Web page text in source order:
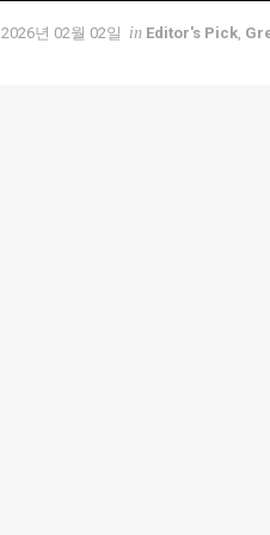
2026년 02월 02일 in Editor's Pick